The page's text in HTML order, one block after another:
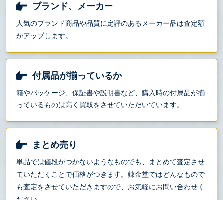
ブランド、メーカー
人気のブランド商品や品質に定評のあるメーカー品は査定額
がアップします。
付属品が揃っているか
箱やパッケージ、保証書や説明書など、購入時の付属品が揃
っているものは高く買取をさせていただいています。
まとめ売り
単品では値段がつかないようなものでも、まとめて査定させ
ていただくことで価格がつきます。錬金堂ではどんなもので
も査定をさせていただきますので、お気軽にお問い合わせく